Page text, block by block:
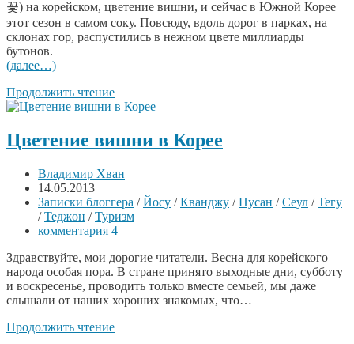
꽃) на корейском, цветение вишни, и сейчас в Южной Корее
этот сезон в самом соку. Повсюду, вдоль дорог в парках, на
склонах гор, распустились в нежном цвете миллиарды
бутонов.
(далее…)
Продолжить чтение
Цветение вишни в Корее
Владимир Хван
14.05.2013
Записки блоггера /Йосу /Кванджу /Пусан /Сеул /Тегу
/Теджон /Туризм
комментария 4
Здравствуйте, мои дорогие читатели. Весна для корейского
народа особая пора. В стране принято выходные дни, субботу
и воскресенье, проводить только вместе семьей, мы даже
слышали от наших хороших знакомых, что…
Продолжить чтение